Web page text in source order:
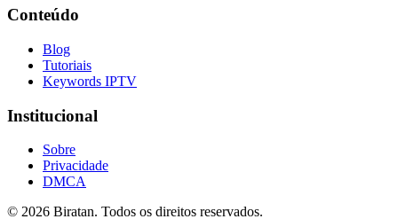
Conteúdo
Blog
Tutoriais
Keywords IPTV
Institucional
Sobre
Privacidade
DMCA
© 2026 Biratan. Todos os direitos reservados.